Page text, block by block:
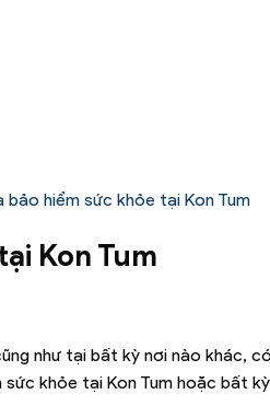
bảo hiểm sức khỏe tại Kon Tum
Kon Tum
như tại bất kỳ nơi nào khác,
khỏe tại Kon Tum hoặc bất